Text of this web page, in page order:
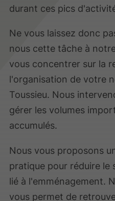
durant ces pics
Ne vous laissez donc
nous cette tâche à
vous concentrer sur la
l'organisation de votre
Toussieu. Nous
gérer les volumes
accumulés.
Nous vous proposons
pratique pour réduire le
lié à l'emménagement.
vous permet de